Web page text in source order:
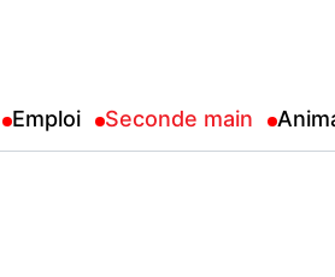
Emploi Seconde main